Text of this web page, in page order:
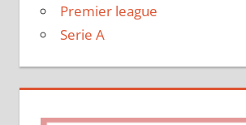
Premier league
Serie A